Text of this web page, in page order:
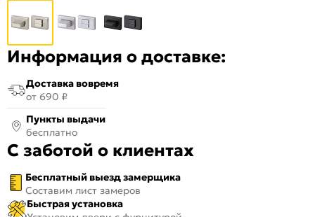
Информация о доставке:
Доставка вовремя
от 690 ₽
Пункты выдачи
бесплатно
С заботой о клиентах
Бесплатный выезд замерщика
Составим лист замеров
Быстрая установка